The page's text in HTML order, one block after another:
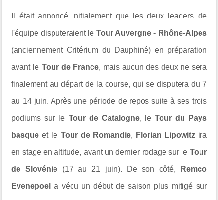
Il était annoncé initialement que les deux leaders de
l'équipe disputeraient le Tour Auvergne - Rhône-Alpes
(anciennement Critérium du Dauphiné) en préparation
avant le Tour de France, mais aucun des deux ne sera
finalement au départ de la course, qui se disputera du 7
au 14 juin. Après une période de repos suite à ses trois
podiums sur le Tour de Catalogne, le Tour du Pays
basque et le Tour de Romandie, Florian Lipowitz ira
en stage en altitude, avant un dernier rodage sur le Tour
de Slovénie (17 au 21 juin). De son côté, Remco
Evenepoel a vécu un début de saison plus mitigé sur